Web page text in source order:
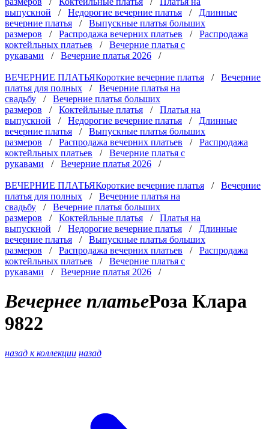
выпускной / Недорогие вечерние платья / Длинные
вечерние платья / Выпускные платья больших
размеров / Распродажа вечерних платьев / Распродажа
коктейльных платьев / Вечерние платья с
рукавами / Вечерние платья 2026 /
ВЕЧЕРНИЕ ПЛАТЬЯКороткие вечерние платья / Вечерние
платья для полных / Вечерние платья на
свадьбу / Вечерние платья больших
размеров / Коктейльные платья / Платья на
выпускной / Недорогие вечерние платья / Длинные
вечерние платья / Выпускные платья больших
размеров / Распродажа вечерних платьев / Распродажа
коктейльных платьев / Вечерние платья с
рукавами / Вечерние платья 2026 /
ВЕЧЕРНИЕ ПЛАТЬЯКороткие вечерние платья / Вечерние
платья для полных / Вечерние платья на
свадьбу / Вечерние платья больших
размеров / Коктейльные платья / Платья на
выпускной / Недорогие вечерние платья / Длинные
вечерние платья / Выпускные платья больших
размеров / Распродажа вечерних платьев / Распродажа
коктейльных платьев / Вечерние платья с
рукавами / Вечерние платья 2026 /
Вечернее платьеРоза Клара
9822
назад к коллекции назад